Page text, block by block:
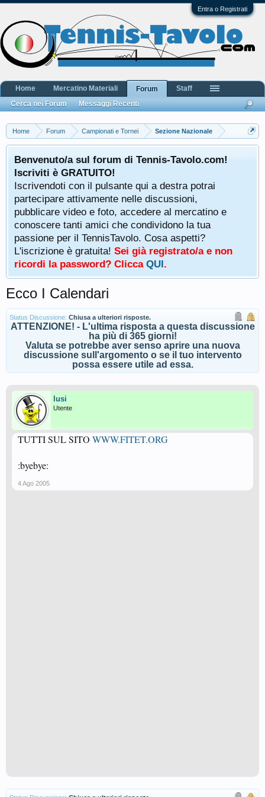
Entra o Registrati
Home Forum Campionati e Tornei Sezione Nazionale
Benvenuto/a sul forum di Tennis-Tavolo.com!
Iscriviti è GRATUITO!
Iscrivendoti con il pulsante qui a destra potrai
partecipare attivamente nelle discussioni,
pubblicare video e foto, accedere al mercatino e
conoscere tanti amici che condividono la tua
passione per il TennisTavolo. Cosa aspetti?
L'iscrizione è gratuita! Sei già registrato/a e non
ricordi la password? Clicca QUI.
Ecco I Calendari
Status Discussione: Chiusa a ulteriori risposte.
ATTENZIONE! - L'ultima risposta a questa discussione
ha più di 365 giorni!
Valuta se potrebbe aver senso aprire una nuova
discussione sull'argomento o se il tuo intervento
possa essere utile ad essa.
lusi
Utente
TUTTI SUL SITO WWW.FITET.ORG
:byebye:
4 Ago 2005
Home Mercatino Materiali
Forum
Cerca nei Forum
Messaggi Recenti
Staff